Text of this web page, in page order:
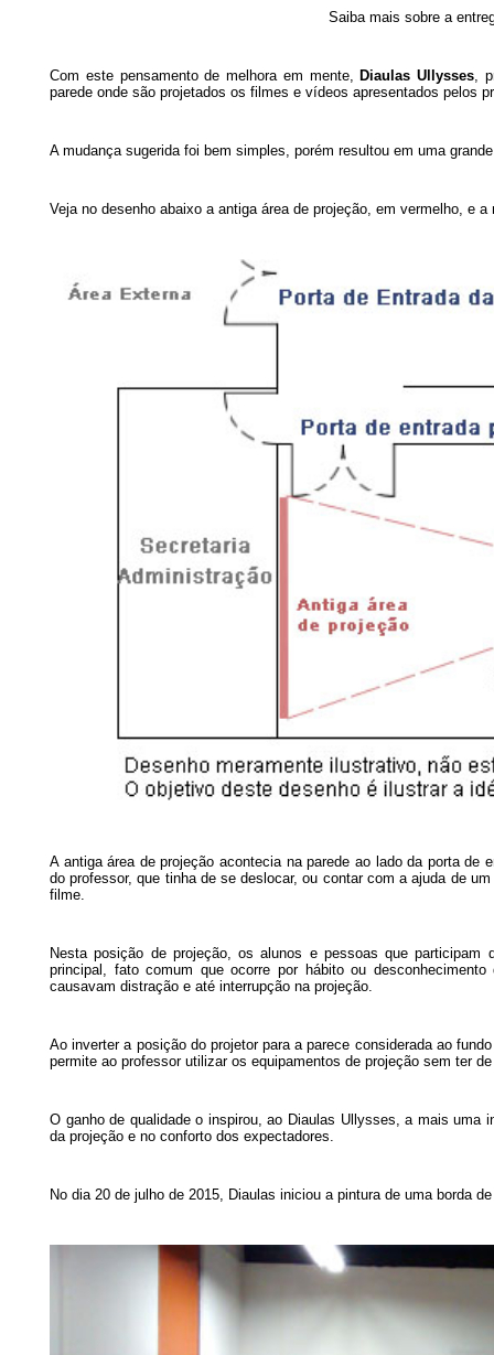
Saiba mais sobre a
Com este pensamento de melhora em mente,Diaulas Ullysses ,
parede onde são projetados os filmes e vídeos apresentados pelos
A mudança sugerida foi bem simples, porém resultou em uma
Veja no desenho abaixo a antiga área de projeção, em vermelho, e
A antiga área de projeção acontecia na parede ao lado da porta
do professor, que tinha de se deslocar, ou contar com a ajuda de
filme.
Nesta posição de projeção, os alunos e pessoas que
principal, fato comum que ocorre por hábito ou
causavam distração e até interrupção na projeção.
Ao inverter a posição do projetor para a parece considerada ao
permite ao professor utilizar os equipamentos de projeção sem ter
O ganho de qualidade o inspirou, ao Diaulas Ullysses, a mais
da projeção e no conforto dos expectadores.
No dia 20 de julho de 2015, Diaulas iniciou a pintura de uma borda